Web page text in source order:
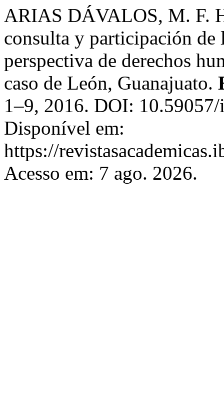
ARIAS DÁVALOS, M. F.
consulta y participación
perspectiva de derechos
caso de León, Guanajuato.
1–9, 2016. DOI:
Disponível em:
https://
Acesso em: 7 ago. 2026.